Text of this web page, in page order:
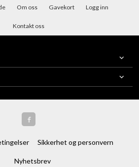
Om oss Gavekort Logg inn
Kontakt oss
Sikkerhet og personvern
Nyhetsbrev